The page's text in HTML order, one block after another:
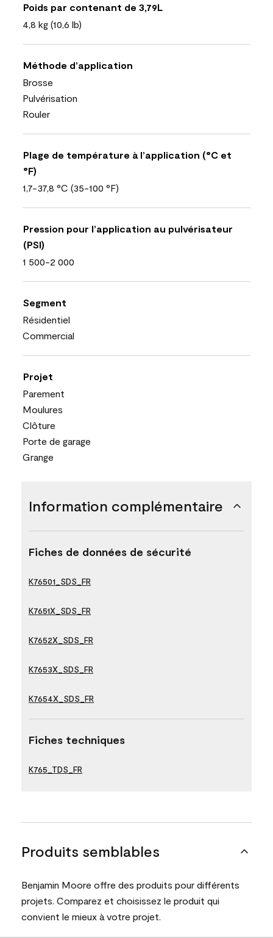
Poids par contenant de 3,79L
4,8 kg (10,6 lb)
Méthode d’application
Brosse
Pulvérisation
Rouler
Plage de température à l’application (°C et
°F)
1,7-37,8 °C (35-100 °F)
Pression pour l’application au pulvérisateur
(PSI)
1 500-2 000
Segment
Résidentiel
Commercial
Projet
Parement
Moulures
Clôture
Porte de garage
Grange
Information complémentaire
Fiches de données de sécurité
K76501_SDS_FR
K7651X_SDS_FR
K7652X_SDS_FR
K7653X_SDS_FR
K7654X_SDS_FR
Fiches techniques
K765_TDS_FR
Produits semblables
Benjamin Moore offre des produits pour différents
projets. Comparez et choisissez le produit qui
convient le mieux à votre projet.